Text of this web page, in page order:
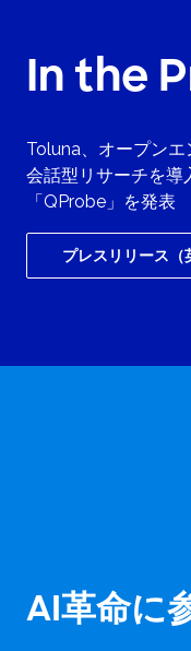
In the
Toluna、オープン
会話型リサーチを導
「QProbe」を発表
プレスリリース
AI革命に